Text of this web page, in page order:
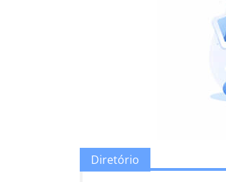
Diretório